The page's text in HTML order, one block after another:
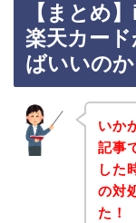
【まとめ
楽天カー
ばいいの
いか
記事
した
の対
た！